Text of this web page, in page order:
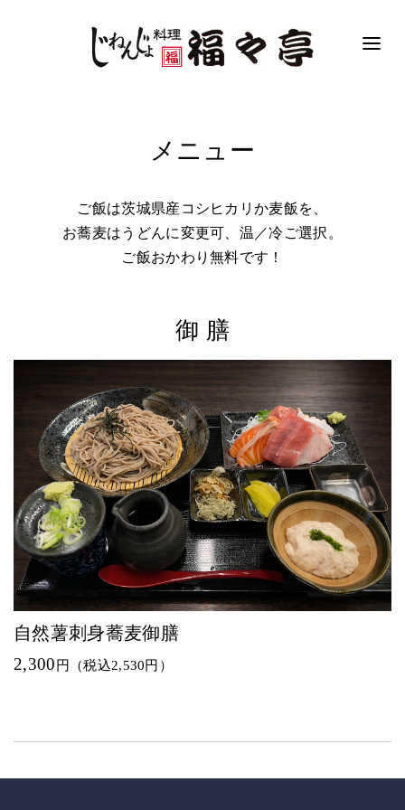
メニュー
ご飯は茨城県産コシヒカリか麦飯を、
お蕎麦はうどんに変更可、温／冷ご選択。
ご飯おかわり無料です！
御 膳
自然薯刺身蕎麦御膳
2,300 円（税込2,530円）